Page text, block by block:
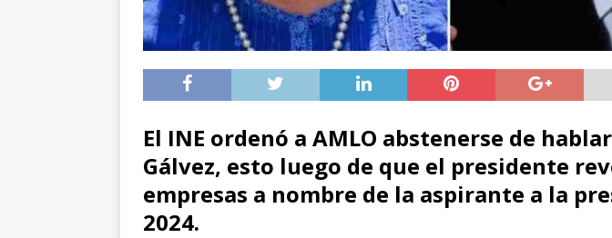
El INE ordenó a AMLO abstenerse de
Gálvez, esto luego de que el presidente
empresas a nombre de la aspirante a la
2024.